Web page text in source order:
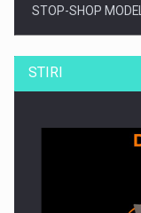
STOP-SHOP
STIRI